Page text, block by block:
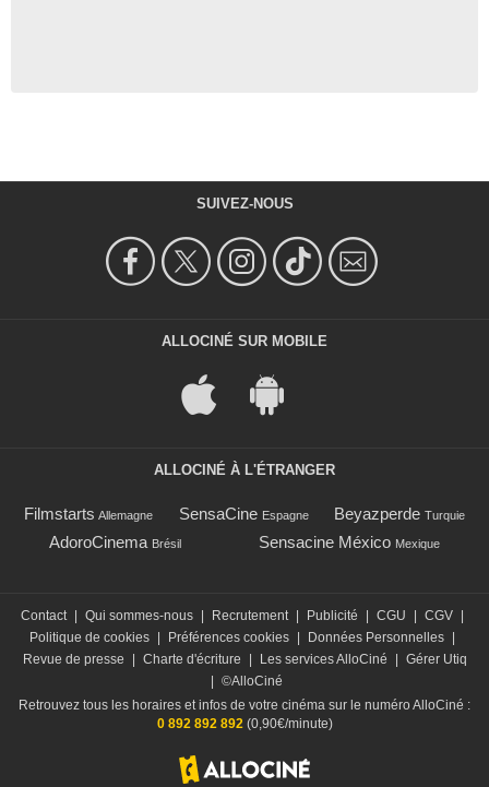
SUIVEZ-NOUS
ALLOCINÉ SUR MOBILE
ALLOCINÉ À L'ÉTRANGER
Filmstarts Allemagne SensaCine Espagne Beyazperde Turquie
AdoroCinema Brésil Sensacine México Mexique
Contact | Qui sommes-nous | Recrutement | Publicité | CGU | CGV |
Politique de cookies | Préférences cookies | Données Personnelles |
Revue de presse
| Charte d'écriture | Les services AlloCiné | Gérer Utiq
| ©AlloCiné
Retrouvez tous les horaires et infos de votre cinéma sur le numéro AlloCiné :
0 892 892 892 (0,90€/minute)